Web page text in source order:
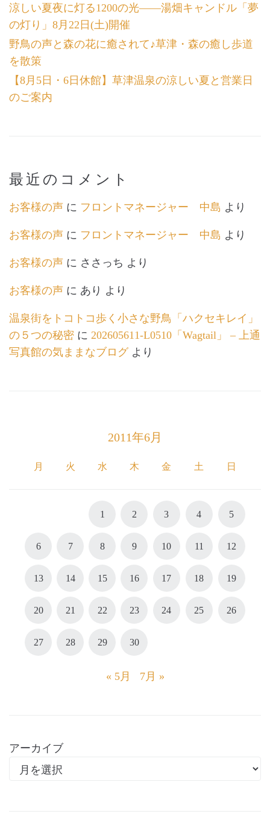
涼しい夏夜に灯る1200の光――湯畑キャンドル「夢
の灯り」8月22日(土)開催
野鳥の声と森の花に癒されて♪草津・森の癒し歩道
を散策
【8月5日・6日休館】草津温泉の涼しい夏と営業日
のご案内
最近のコメント
お客様の声 に フロントマネージャー 中島 より
お客様の声 に フロントマネージャー 中島 より
お客様の声 に ささっち より
お客様の声 に あり より
温泉街をトコトコ歩く小さな野鳥「ハクセキレイ」
の５つの秘密 に 202605611-L0510「Wagtail」 – 上通
写真館の気ままなブログより
2011年6月
月 火 水 木 金 土 日
1 2 3 4 5
6 7 8 9 10 11 12
13 14 15 16 17 18 19
20 21 22 23 24 25 26
27 28 29 30
« 5月 7月 »
アーカイブ